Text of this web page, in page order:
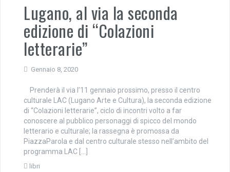
Lugano, al via la seconda
edizione di “Colazioni
letterarie”
Gennaio 8, 2020
Prenderà il via l’11 gennaio prossimo, presso il centro
culturale LAC (Lugano Arte e Cultura), la seconda edizione
di “Colazioni letterarie”, ciclo di incontri volto a far
conoscere al pubblico personaggi di spicco del mondo
letterario e culturale; la rassegna è promossa da
PiazzaParola e dal centro culturale stesso nell’ambito del
programma LAC […]
libri